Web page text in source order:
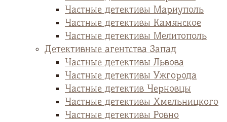
Частные детективы Мариуполь
Частные детективы Камянское
Частные детективы Мелитополь
Детективные агентства Запад
Частные детективы Львова
Частные детективы Ужгорода
Частные детектив Черновцы
Частные детективы Хмельницкого
Частные детективы Ровно